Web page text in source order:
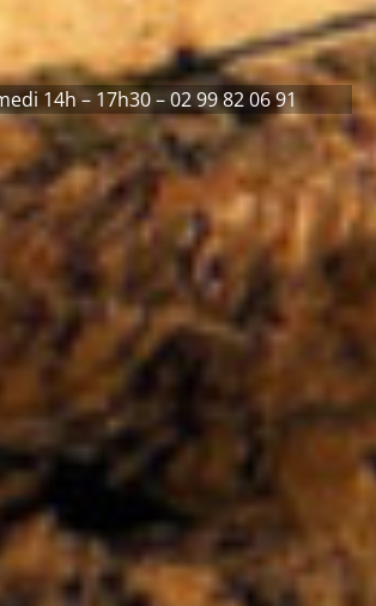
14h – 17h30 – 02 99 82 06 91